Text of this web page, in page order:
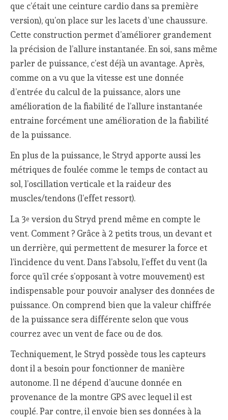
que c’était une ceinture cardio dans sa première
version), qu’on place sur les lacets d’une chaussure.
Cette construction permet d’améliorer grandement
la précision de l’allure instantanée. En soi, sans même
parler de puissance, c’est déjà un avantage. Après,
comme on a vu que la vitesse est une donnée
d’entrée du calcul de la puissance, alors une
amélioration de la fiabilité de l’allure instantanée
entraine forcément une amélioration de la fiabilité
de la puissance.
En plus de la puissance, le Stryd apporte aussi les
métriques de foulée comme le temps de contact au
sol, l’oscillation verticale et la raideur des
muscles/tendons (l’effet ressort).
La 3e version du Stryd prend même en compte le
vent. Comment ? Grâce à 2 petits trous, un devant et
un derrière, qui permettent de mesurer la force et
l’incidence du vent. Dans l’absolu, l’effet du vent (la
force qu’il crée s’opposant à votre mouvement) est
indispensable pour pouvoir analyser des données de
puissance. On comprend bien que la valeur chiffrée
de la puissance sera différente selon que vous
courrez avec un vent de face ou de dos.
Techniquement, le Stryd possède tous les capteurs
dont il a besoin pour fonctionner de manière
autonome. Il ne dépend d’aucune donnée en
provenance de la montre GPS avec lequel il est
couplé. Par contre, il envoie bien ses données à la